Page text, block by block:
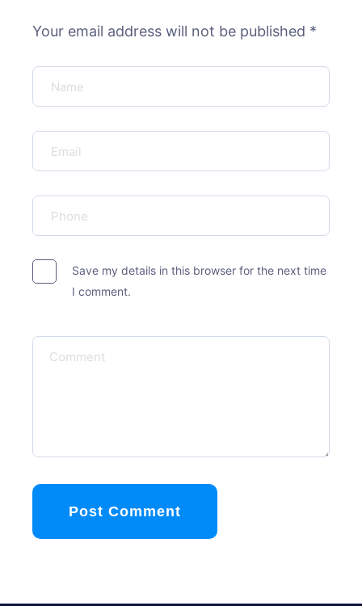
Your email address will not be published *
Save my details in this browser for the next time
I comment.
Post Comment